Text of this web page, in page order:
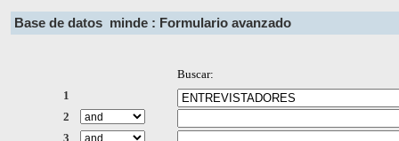
Base de datos minde : Formulario avanzado
Buscar:
1
2
3